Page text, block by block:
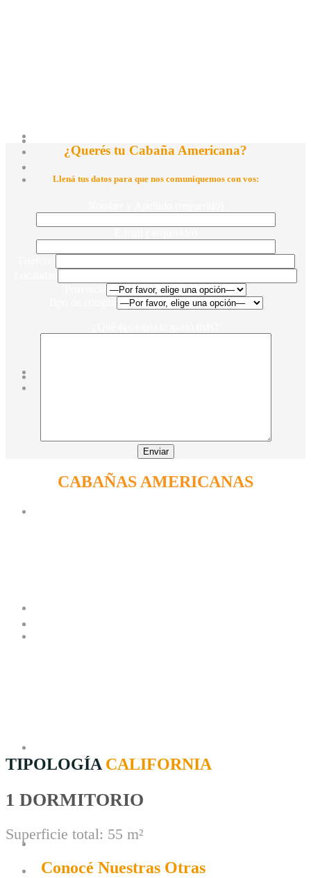
¿Querés tu Cabaña Americana?
Llená tus datos para que nos comuniquemos con vos:
CABAÑAS AMERICANAS
TIPOLOGÍA CALIFORNIA
1 DORMITORIO
Superficie total: 55 m²
Conocé Nuestras Otras